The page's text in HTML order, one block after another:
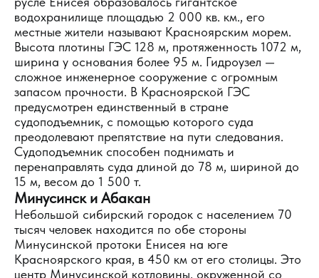
водохранилище площадью 2 000 кв. км., его
местные жители называют Красноярским морем.
Высота плотины ГЭС 128 м, протяженность 1072 м,
ширина у основания более 95 м. Гидроузел —
сложное инженерное сооружение с огромным
запасом прочности. В Красноярской ГЭС
предусмотрен единственный в стране
судоподъемник, с помощью которого суда
преодолевают препятствие на пути следования.
Судоподъемник способен поднимать и
перенаправлять суда длиной до 78 м, шириной до
15 м, весом до 1 500 т.
Минусинск и Абакан
Небольшой сибирский городок с населением 70
тысяч человек находится по обе стороны
Минусинской протоки Енисея на юге
Красноярского края, в 450 км от его столицы. Это
центр Минусинской котловины, окруженной со